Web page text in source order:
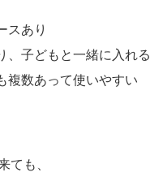
スあり
、子どもと一緒に入れる
複数あって使いやすい
ても、